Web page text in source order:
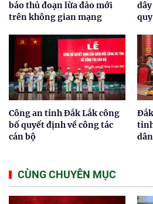
báo thủ đoạn lừa đảo mới
trên không gian mạng
Công an tỉnh Đắk Lắk công
bố quyết định về công tác
cán bộ
dân
CÙNG CHUYÊN MỤC